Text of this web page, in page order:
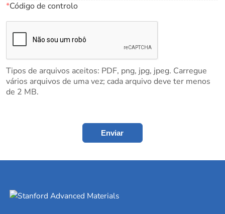
*Código de controlo
Tipos de arquivos aceitos: PDF, png, jpg, jpeg. Carregue
vários arquivos de uma vez; cada arquivo deve ter menos
de 2 MB.
Enviar